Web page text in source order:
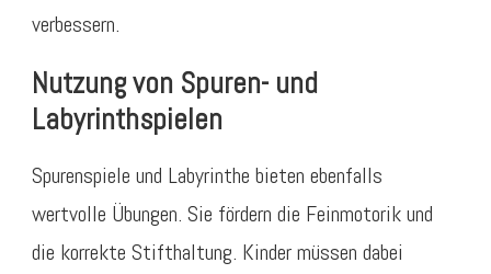
verbessern.
Nutzung von Spuren- und
Labyrinthspielen
Spurenspiele und Labyrinthe bieten ebenfalls
wertvolle Übungen. Sie fördern die Feinmotorik und
die korrekte Stifthaltung. Kinder müssen dabei